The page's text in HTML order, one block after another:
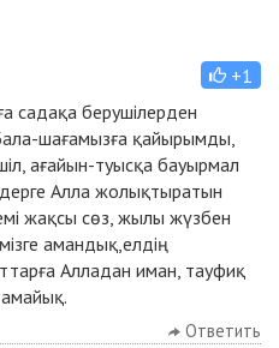
+1
садақа берушілерден
шағамызға қайырымды,
ағайын-туысқа бауырмал
Алла жолықтыратын
жақсы сөз, жылы жүзбен
амандық,елдің
Алладан иман, тауфиқ
Ответить